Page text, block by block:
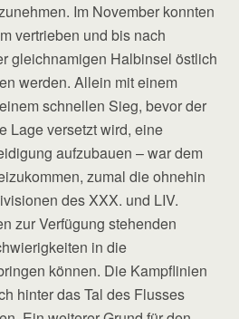
Im November konnten
vertrieben und bis nach
gleichnamigen Halbinsel östlich
werden. Allein mit einem
schnellen Sieg, bevor der
Lage versetzt wird, eine
aufzubauen – war dem
zumal die ohnehin
des XXX. und LIV.
zur Verfügung stehenden
in die
können. Die Kampflinien
hinter das Tal des Flusses